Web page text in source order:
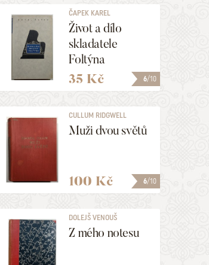
6/10
ČAPEK KAREL
Život a dílo
skladatele
Foltýna
35 Kč
6/10
CULLUM RIDGWELL
Muži dvou světů
100 Kč
DOLEJŠ VENOUŠ
Z mého notesu